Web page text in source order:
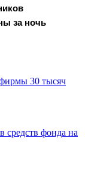
за ночь
30 тысяч
средств фонда на